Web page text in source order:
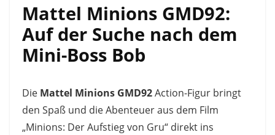
Mattel Minions GMD92:
Auf der Suche nach dem
Mini-Boss Bob
Die Mattel Minions GMD92Action-Figur bringt
den Spaß und die Abenteuer aus dem Film
„Minions: Der Aufstieg von Gru“ direkt ins